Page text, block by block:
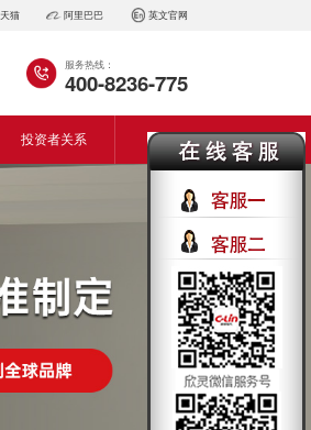
天猫 阿里巴巴 英文官网
服务热线：
400-8236-775
投资者关系